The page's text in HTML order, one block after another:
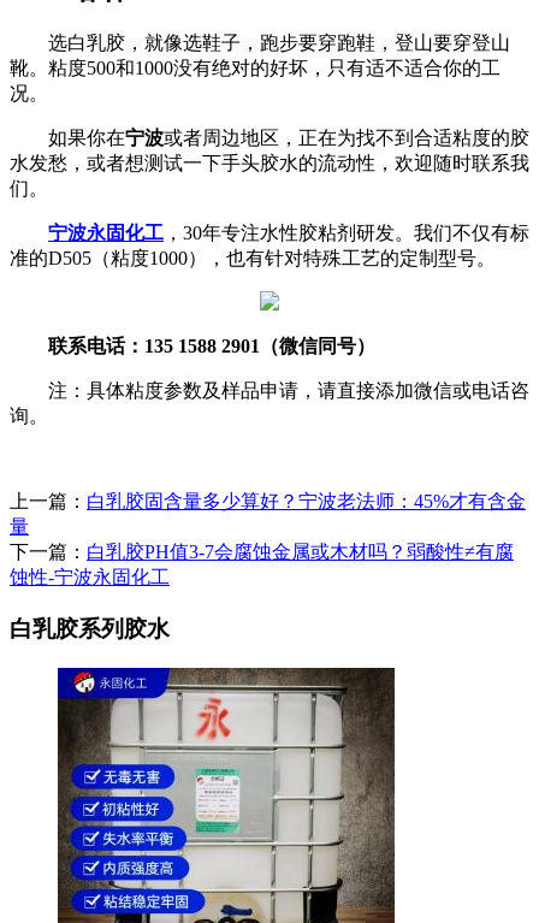
选白乳胶，就像选鞋子，跑步要穿跑鞋，登山要穿登山
靴。粘度500和1000没有绝对的好坏，只有适不适合你的工
况。
如果你在宁波或者周边地区，正在为找不到合适粘度的胶
水发愁，或者想测试一下手头胶水的流动性，欢迎随时联系我
们。
宁波永固化工 ，30年专注水性胶粘剂研发。我们不仅有标
准的D505（粘度1000），也有针对特殊工艺的定制型号。
联系电话：135 1588 2901（微信同号）
注：具体粘度参数及样品申请，请直接添加微信或电话咨
询。
上一篇： 白乳胶固含量多少算好？宁波老法师：45%才有含金
量
下一篇： 白乳胶PH值3-7会腐蚀金属或木材吗？弱酸性≠有腐
蚀性-宁波永固化工
白乳胶系列胶水